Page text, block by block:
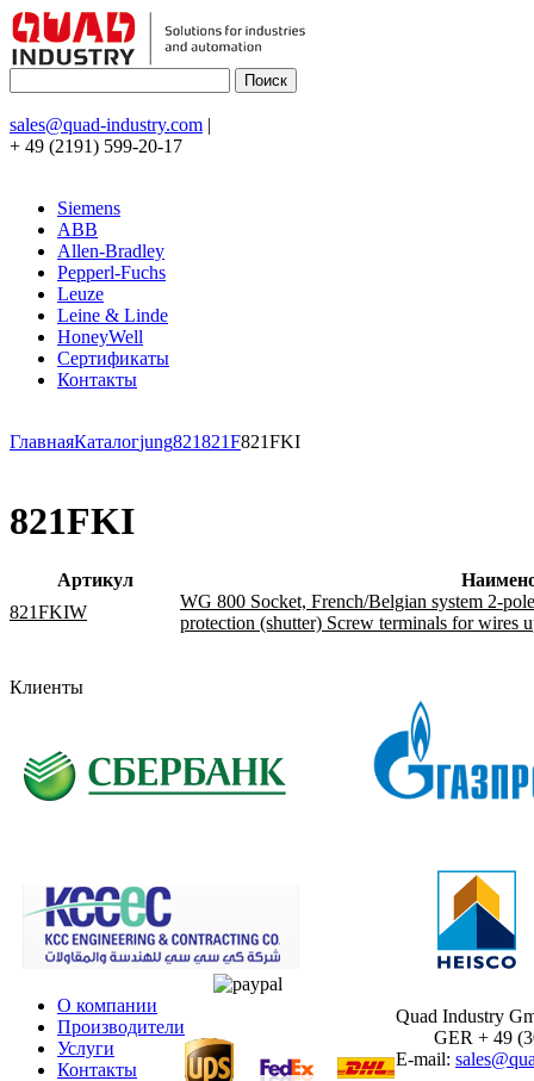
sales@quad-industry.com |
+ 49 (2191) 599-20-17
Siemens
ABB
Allen-Bradley
Pepperl-Fuchs
Leuze
Leine & Linde
HoneyWell
Сертификаты
Контакты
ГлавнаяКаталогjung821821F821FKI
821FKI
Артикул
821FKIW
WG 800 Socket, French/Belgian system 2-
protection (shutter) Screw terminals for wires
Клиенты
О компании
Производители
Услуги
Контакты
Quad Industry
GER + 49
E-mail: